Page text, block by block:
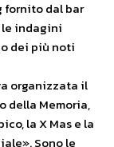
fornito dal bar
le indagini
dei più noti
organizzata il
della Memoria,
la X Mas e la
Sono le